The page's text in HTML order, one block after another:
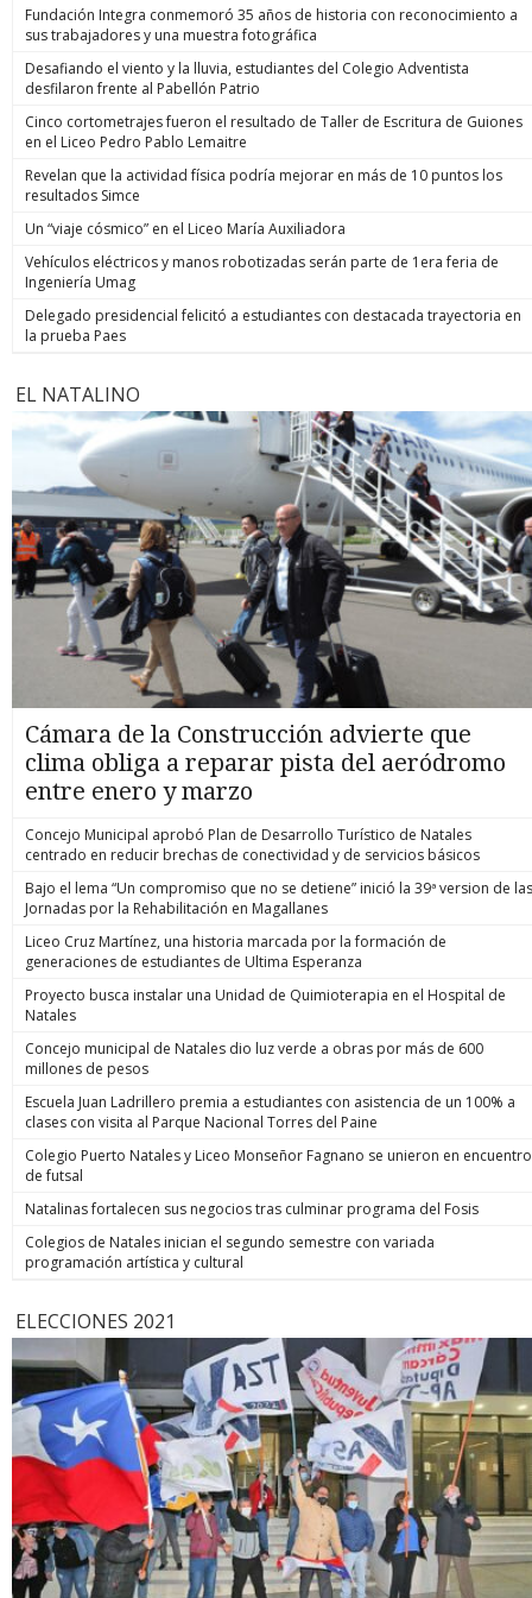
Fundación Integra conmemoró 35 años de historia con reconocimiento a
sus trabajadores y una muestra fotográfica
Desafiando el viento y la lluvia, estudiantes del Colegio Adventista
desfilaron frente al Pabellón Patrio
Cinco cortometrajes fueron el resultado de Taller de Escritura de Guiones
en el Liceo Pedro Pablo Lemaitre
Revelan que la actividad física podría mejorar en más de 10 puntos los
resultados Simce
Un “viaje cósmico” en el Liceo María Auxiliadora
Vehículos eléctricos y manos robotizadas serán parte de 1era feria de
Ingeniería Umag
Delegado presidencial felicitó a estudiantes con destacada trayectoria en
la prueba Paes
EL NATALINO
Cámara de la Construcción advierte que
clima obliga a reparar pista del aeródromo
entre enero y marzo
Concejo Municipal aprobó Plan de Desarrollo Turístico de Natales
centrado en reducir brechas de conectividad y de servicios básicos
Bajo el lema “Un compromiso que no se detiene” inició la 39ª version de las
Jornadas por la Rehabilitación en Magallanes
Liceo Cruz Martínez, una historia marcada por la formación de
generaciones de estudiantes de Ultima Esperanza
Proyecto busca instalar una Unidad de Quimioterapia en el Hospital de
Natales
Concejo municipal de Natales dio luz verde a obras por más de 600
millones de pesos
Escuela Juan Ladrillero premia a estudiantes con asistencia de un 100% a
clases con visita al Parque Nacional Torres del Paine
Colegio Puerto Natales y Liceo Monseñor Fagnano se unieron en encuentro
de futsal
Natalinas fortalecen sus negocios tras culminar programa del Fosis
Colegios de Natales inician el segundo semestre con variada
programación artística y cultural
ELECCIONES 2021